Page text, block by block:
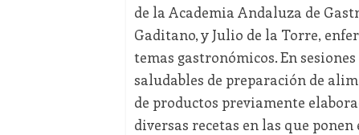
de la Academia Andaluza de
Gaditano, y Julio de la Torre,
temas gastronómicos. En
saludables de preparación de
de productos previamente
diversas recetas en las que